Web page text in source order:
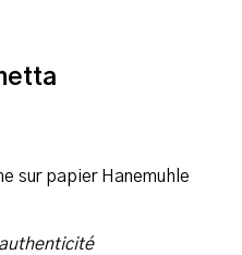
sur papier Hanemuhle